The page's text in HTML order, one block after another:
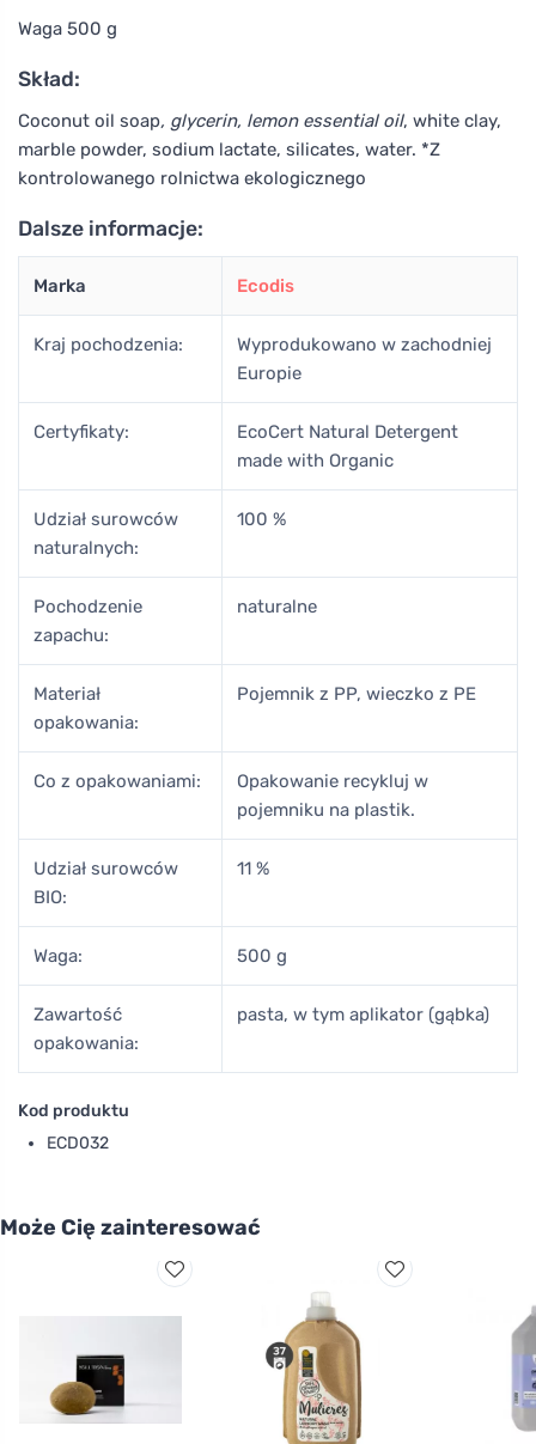
Waga 500 g
Skład:
Coconut oil soap, glycerin, lemon essential oil, white clay,
marble powder, sodium lactate, silicates, water. *Z
kontrolowanego rolnictwa ekologicznego
Dalsze informacje:
Marka Ecodis
Kraj pochodzenia:
Wyprodukowano w zachodniej
Europie
Certyfikaty:
EcoCert Natural Detergent
made with Organic
Udział surowców
naturalnych:
100 %
Pochodzenie
zapachu:
naturalne
Materiał
opakowania:
Pojemnik z PP, wieczko z PE
Co z opakowaniami:
Opakowanie recykluj w
pojemniku na plastik.
Udział surowców
BIO:
11 %
Waga: 500 g
Zawartość
opakowania:
pasta, w tym aplikator (gąbka)
Kod produktu
ECD032
Może Cię zainteresować